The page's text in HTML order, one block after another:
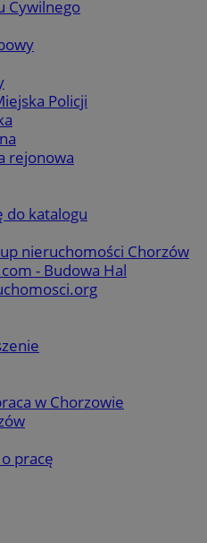
Cywilnego
Policji
rejonowa
do katalogu
nieruchomości Chorzów
- Budowa Hal
w Chorzowie
pracę